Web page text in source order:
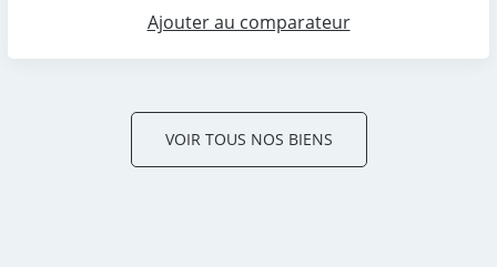
Ajouter au comparateur
VOIR TOUS NOS BIENS